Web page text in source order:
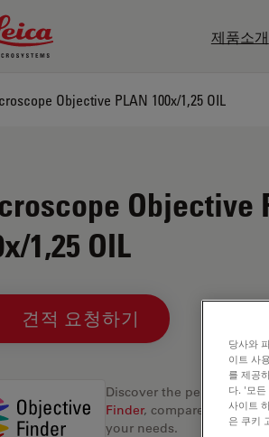
Microsystems Logo
제품소개
Objective PLAN 100x/1,25 OIL
Objective
1,25 OIL
견적 요청하기
Discover the perfect
Finder, compare
your needs.
당사와
이트 사
를 제공
다. '모
사이트
은 쿠키